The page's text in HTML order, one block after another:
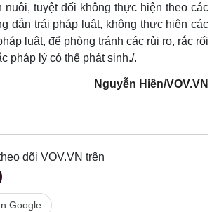
nuôi, tuyệt đối không thực hiện theo các
dẫn trái pháp luật, không thực hiện các
luật, để phòng tránh các rủi ro, rắc rối
pháp lý có thể phát sinh./.
Nguyễn Hiền/VOV.VN
dõi VOV.VN trên
Google